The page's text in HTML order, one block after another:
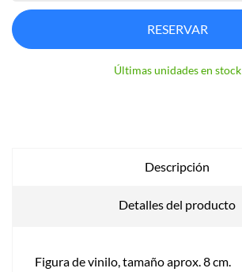
RESERVAR
Últimas unidades en stock
Descripción
Detalles del producto
Figura de vinilo, tamaño aprox. 8 cm.